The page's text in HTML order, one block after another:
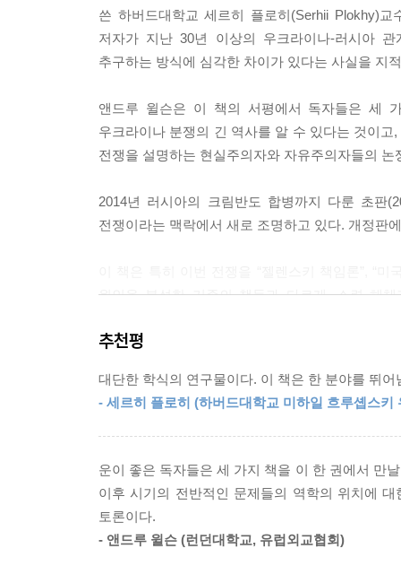
쓴 하버드대학교 세르히 플로히(Serhii Plokhy)
저자가 지난 30년 이상의 우크라이나-러시아
추구하는 방식에 심각한 차이가 있다는 사실을 지
앤드루 윌슨은 이 책의 서평에서 독자들은 세
우크라이나 분쟁의 긴 역사를 알 수 있다는 것이
전쟁을 설명하는 현실주의자와 자유주의자들의
2014년 러시아의 크림반도 합병까지 다룬 초판
전쟁이라는 맥락에서 새로 조명하고 있다. 개정판
원인을 분석한 기존의 책들과 다르게, 소련 해
우크라이나를 깊이 있게 알지 못하는 다른 관련
안보 딜레마, 민주화가 지정학에 미친 영향, 포
준거틀을 기준으로 이번 전쟁의 원인을 분석한 이
이 책의 시작과 끝부분에 인용된 “늑대는 먹이
이후 러시아와 우크라이나 간의 평화적 관계 설정
이 책은 러시아-우크라이나 전쟁뿐만 아니라
추천평
대단한 학식의 연구물이다. 이 책은 한 분야를 뛰
- 세르히 플로히 (하버드대학교 미하일 흐루솁스키
운이 좋은 독자들은 세 가지 책을 이 한 권에서 만
이후 시기의 전반적인 문제들의 역학의 위치에
토론이다.
- 앤드루 윌슨 (런던대학교, 유럽외교협회)